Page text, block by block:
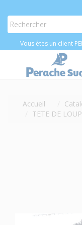
Vous êtes un client
Accueil
TETE DE